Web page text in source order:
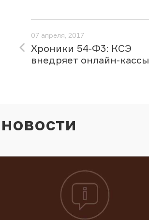
07 апреля, 2017
Хроники 54-Ф3: КСЭ
внедряет онлайн-кассы